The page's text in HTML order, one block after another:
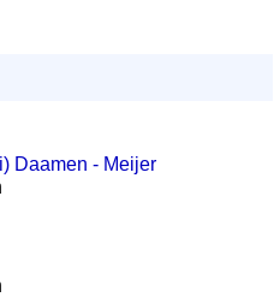
Daamen - Meijer